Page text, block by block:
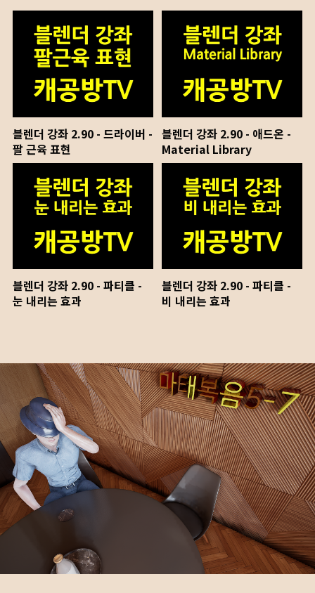
블렌더 강좌 2.90 - 드라이버 -
팔 근육 표현
블렌더 강좌 2.90 - 애드온 -
Material Library
블렌더 강좌 2.90 - 파티클 -
눈 내리는 효과
블렌더 강좌 2.90 - 파티클 -
비 내리는 효과